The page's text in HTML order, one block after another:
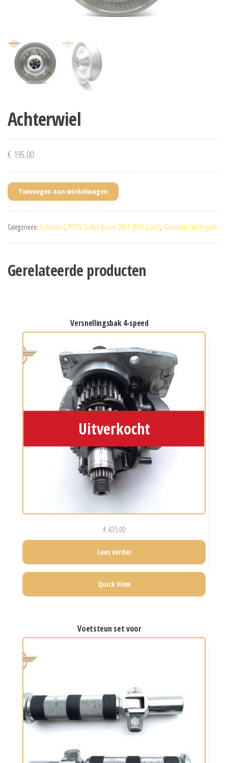
Achterwiel
€ 195,00
Toevoegen aan winkelwagen
Categorieën: Achterwiel, FXSTD Softail Deuce 2001-2006 (Carb), Gebruikte Harley parts
Gerelateerde producten
versnellingsbak 4-speed
€435,00
Lees verder
Quick View
voetsteun set voor